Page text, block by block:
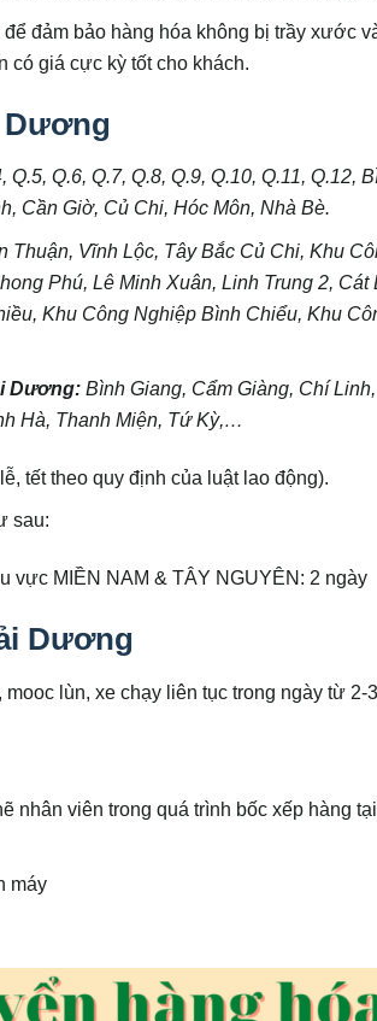
đảm bảo hàng hóa không bị trầy xước
có giá cực kỳ tốt cho khách.
Dương
Q.5, Q.6, Q.7, Q.8, Q.9, Q.10, Q.11, Q.12,
Cần Giờ, Củ Chi, Hóc Môn, Nhà Bè.
Vĩnh Lộc, Tây Bắc Củ Chi, Khu
Phú, Lê Minh Xuân, Linh Trung 2, Cát
Khu Công Nghiệp Bình Chiểu, Khu
Dương:Bình Giang, Cẩm Giàng, Chí
Hà, Thanh Miện, Tứ Kỳ,…
tết theo quy định của luật lao động).
sau:
MIỀN NAM & TÂY NGUYÊN: 2 ngày
Dương
lùn, xe chạy liên tục trong ngày từ 2-3
nhân viên trong quá trình bốc xếp hàng
máy